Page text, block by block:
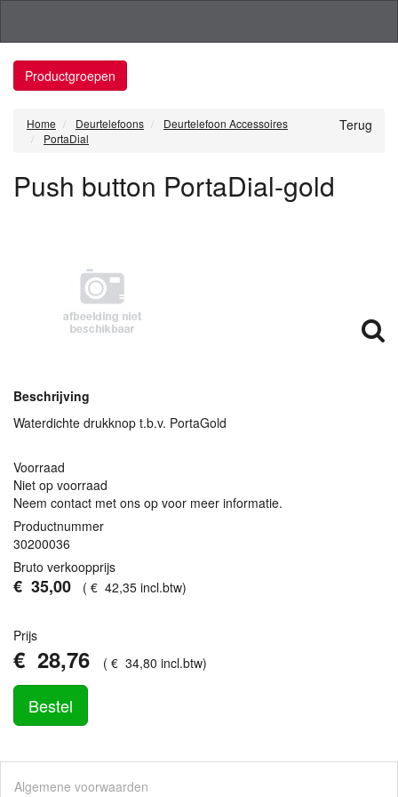
Productgroepen
Terug
Home Deurtelefoons
Deurtelefoon Accessoires
PortaDial
Push button PortaDial-gold
Beschrijving
Waterdichte drukknop t.b.v. PortaGold
Voorraad
Niet op voorraad
Neem contact met ons op voor meer informatie.
Productnummer
30200036
Bruto verkoopprijs
€ 35,00 ( € 42,35 incl.btw)
Prijs
€ 28,76 ( € 34,80 incl.btw)
Bestel
Algemene voorwaarden